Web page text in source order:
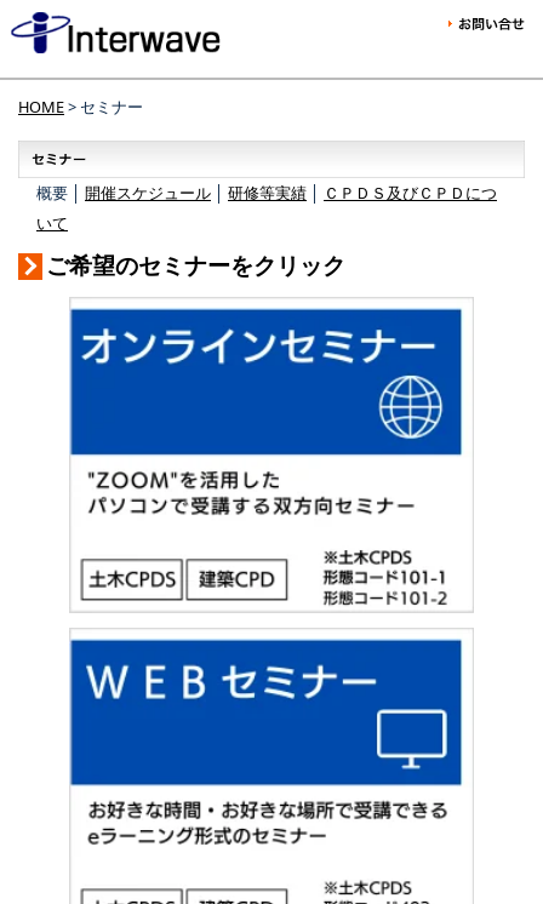
HOME> セミナー
概要 │ 開催スケジュール 研修等実績
ＣＰＤＳ及びＣＰＤにつ
いて
ご希望のセミナーをクリック